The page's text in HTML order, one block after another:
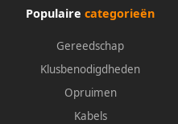
Populaire categorieën
Gereedschap
Klusbenodigdheden
Opruimen
Kabels